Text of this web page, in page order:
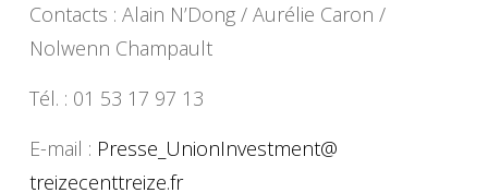
Contacts : Alain N’Dong / Aurélie Caron /
Nolwenn Champault
Tél. : 01 53 17 97 13
E-mail : Presse_UnionInvestment@
treizecenttreize.fr